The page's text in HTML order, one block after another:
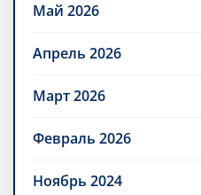
Май 2026
Апрель 2026
Март 2026
Февраль 2026
Ноябрь 2024